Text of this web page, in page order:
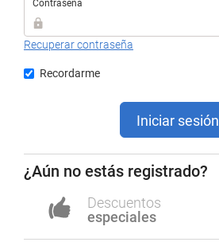
Contraseña
Recuperar contraseña
Recordarme
Iniciar sesión
¿Aún no estás registrado?
Descuentos
especiales